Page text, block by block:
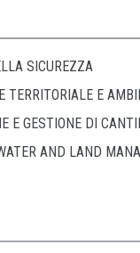
SICUREZZA
TERRITORIALE E
E GESTIONE DI
AND LAND